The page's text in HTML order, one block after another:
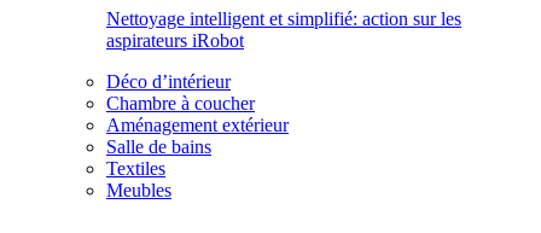
Nettoyage intelligent et simplifié: action sur les
aspirateurs iRobot
Déco d’intérieur
Chambre à coucher
Aménagement extérieur
Salle de bains
Textiles
Meubles